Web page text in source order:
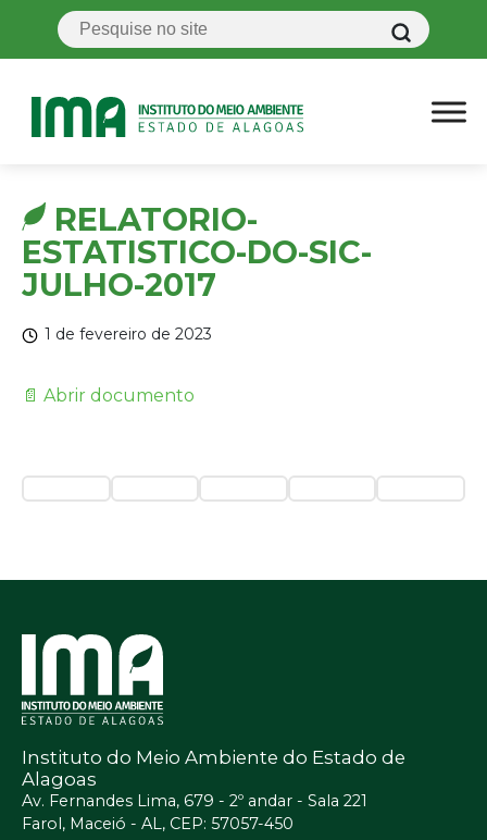
RELATORIO-
ESTATISTICO-DO-SIC-
JULHO-2017
1 de fevereiro de 2023
📄 Abrir documento
Instituto do Meio Ambiente do Estado de
Alagoas
Av. Fernandes Lima, 679 - 2º andar - Sala 221
Farol, Maceió - AL, CEP: 57057-450